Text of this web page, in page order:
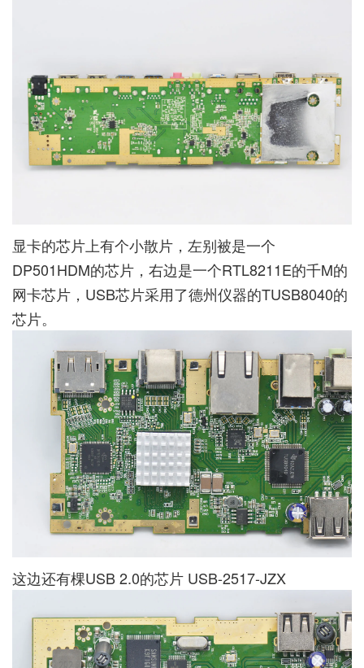
显卡的芯片上有个小散片，左别被是一个
DP501HDM的芯片，右边是一个RTL8211E的千M的
网卡芯片，USB芯片采用了德州仪器的TUSB8040的
芯片。
这边还有棵USB 2.0的芯片 USB-2517-JZX